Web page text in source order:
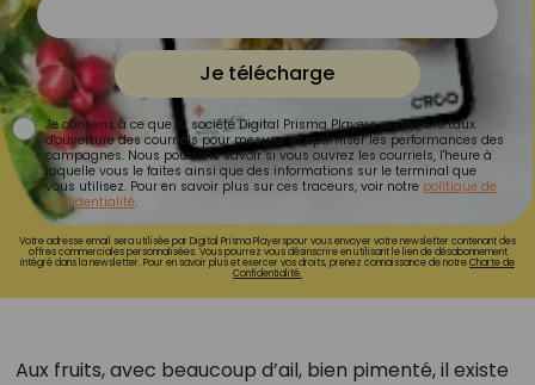
Je télécharge
Je consens à ce que la société Digital Prisma Players analyse le taux
d'ouverture des courriels pour mesurer et optimiser les performances des
campagnes. Nous pourrons savoir si vous ouvrez les courriels, l'heure à
laquelle vous le faites ainsi que des informations sur le terminal que
vous utilisez. Pour en savoir plus sur ces traceurs, voir notre politique de
confidentialité.
Votre adresse email sera utilisée par Digital Prisma Playerspour vous envoyer votre newsletter contenant des
offres commerciales personnalisées. Vous pourrez vous désinscrire en utilisant le lien de désabonnement
intégré dans la newsletter. Pour en savoir plus et exercer vos droits, prenez connaissance de notreCharte de
Confidentialité.
Aux fruits, avec beaucoup d’ail, bien pimenté, il existe